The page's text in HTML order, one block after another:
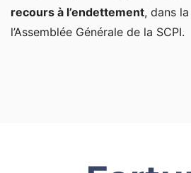
recours à l’endettement, dans
l’Assemblée Générale de la SCPI.